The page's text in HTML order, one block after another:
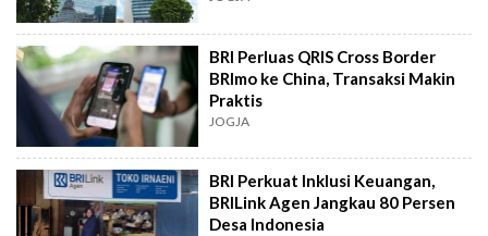
BRI Perluas QRIS Cross Border
BRImo ke China, Transaksi Makin
Praktis
JOGJA
BRI Perkuat Inklusi Keuangan,
BRILink Agen Jangkau 80 Persen
Desa Indonesia